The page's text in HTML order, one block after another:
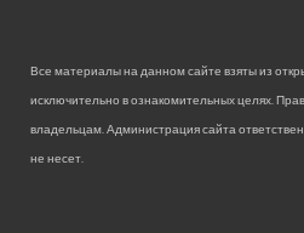
Все материалы на данном сайте взяты из
исключительно в ознакомительных целях.
владельцам. Администрация сайта
не несет.